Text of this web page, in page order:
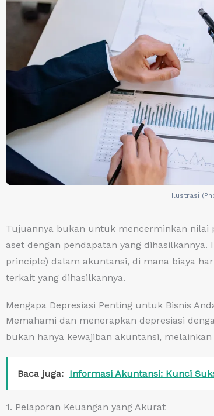
Ilustrasi
Tujuannya bukan untuk mencerminkan nilai
aset dengan pendapatan yang
principle) dalam akuntansi, di mana biaya
terkait yang dihasilkannya.
Mengapa Depresiasi Penting untuk Bisnis
Memahami dan menerapkan depresiasi
bukan hanya kewajiban akuntansi,
Baca juga: Informasi Akuntansi: Kunci
1. Pelaporan Keuangan yang Akurat